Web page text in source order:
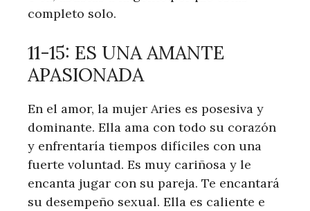
completo solo.
11-15: ES UNA AMANTE
APASIONADA
En el amor, la mujer Aries es posesiva y
dominante. Ella ama con todo su corazón
y enfrentaría tiempos difíciles con una
fuerte voluntad. Es muy cariñosa y le
encanta jugar con su pareja. Te encantará
su desempeño sexual. Ella es caliente e